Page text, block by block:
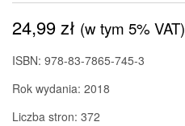
24,99zł (w tym 5% VAT)
ISBN: 978-83-7865-745-3
Rok wydania: 2018
Liczba stron: 372